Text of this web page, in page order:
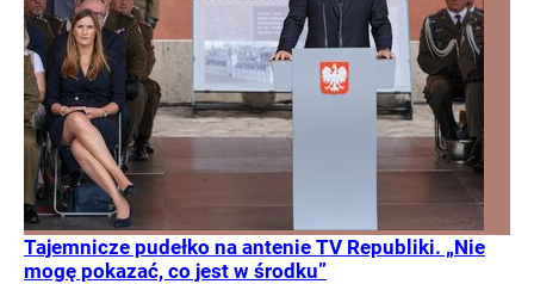
Tajemnicze pudełko na antenie TV Republiki. „Nie
mogę pokazać, co jest w środku”